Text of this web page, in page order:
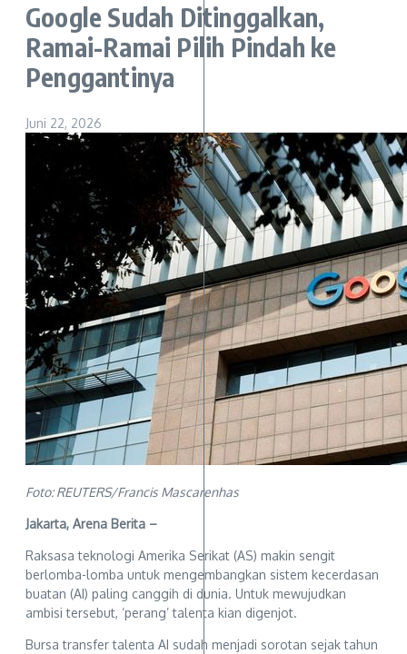
Google Sudah Ditinggalkan,
Ramai-Ramai Pilih Pindah ke
Penggantinya
Juni 22, 2026
Foto: REUTERS/Francis Mascarenhas
Jakarta, Arena Berita –
Raksasa teknologi Amerika Serikat (AS) makin sengit
berlomba-lomba untuk mengembangkan sistem kecerdasan
buatan (AI) paling canggih di dunia. Untuk mewujudkan
ambisi tersebut, ‘perang’ talenta kian digenjot.
Bursa transfer talenta AI sudah menjadi sorotan sejak tahun